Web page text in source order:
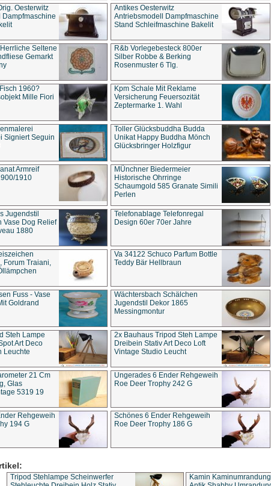
Oesterwitz
Antikes Oesterwitz
Antriebsmodell Dampfmaschine
Stand Schleifmaschine Bakelit
Seltene
Gemarkt
R&b Vorlegebesteck 800er
Silber Robbe & Berking
Rosenmuster 6 Tlg.
1960?
Mille Fiori
Kpm Schale Mit Reklame
Versicherung Feuersozität
Zeptermarke 1. Wahl
Signiert Seguin
Toller Glücksbuddha Budda
Unikat Happy Buddha Mönch
Glücksbringer Holzfigur
Armreif
1910
MÜnchner Biedermeier
Historische Ohrringe
Schaumgold 585 Granate Simili
Perlen
Jugendstil
Vase Dog Relief
1880
Telefonablage Telefonregal
Design 60er 70er Jahre
Forum Traiani,
Va 34122 Schuco Parfum Bottle
Teddy Bär Hellbraun
Fuss - Vase
Goldrand
Wächtersbach Schälchen
Jugendstil Dekor 1865
Messingmontur
Steh Lampe
Art Deco
Leuchte
2x Bauhaus Tripod Steh Lampe
Dreibein Stativ Art Deco Loft
Vintage Studio Leucht
21 Cm
Glas
5319 19
Ungerades 6 Ender Rehgeweih
Roe Deer Trophy 242 G
Rehgeweih
194 G
Schönes 6 Ender Rehgeweih
Roe Deer Trophy 186 G
Tripod Stehlampe Scheinwerfer
Kamin